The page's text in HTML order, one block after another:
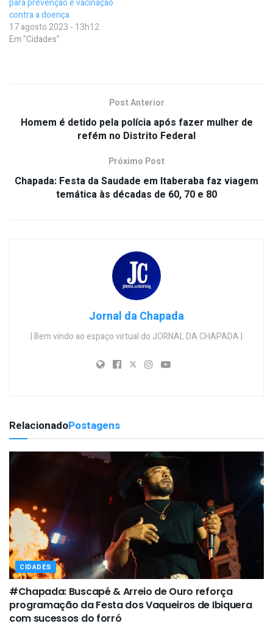
contra a doença
17 agosto 2023 - 13h12
Em "Cidades"
Post Anterior
Homem é detido pela polícia após fazer mulher de
refém no Distrito Federal
Próximo Post
Chapada: Festa da Saudade em Itaberaba faz viagem
temática às décadas de 60, 70 e 80
Jornal da Chapada
| Bem vindo ao espaço virtual do JORNAL DA CHAPADA |
RelacionadoPostagens
CIDADES
#Chapada: Buscapé & Arreio de Ouro reforça
programação da Festa dos Vaqueiros de Ibiquera
com sucessos do forró